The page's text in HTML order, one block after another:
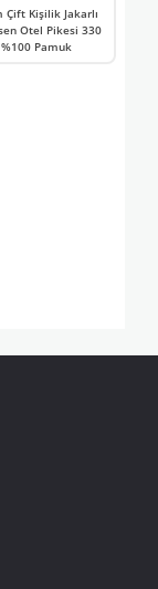
Çift Kişilik Jakarlı
Otel Pikesi 330
Pamuk